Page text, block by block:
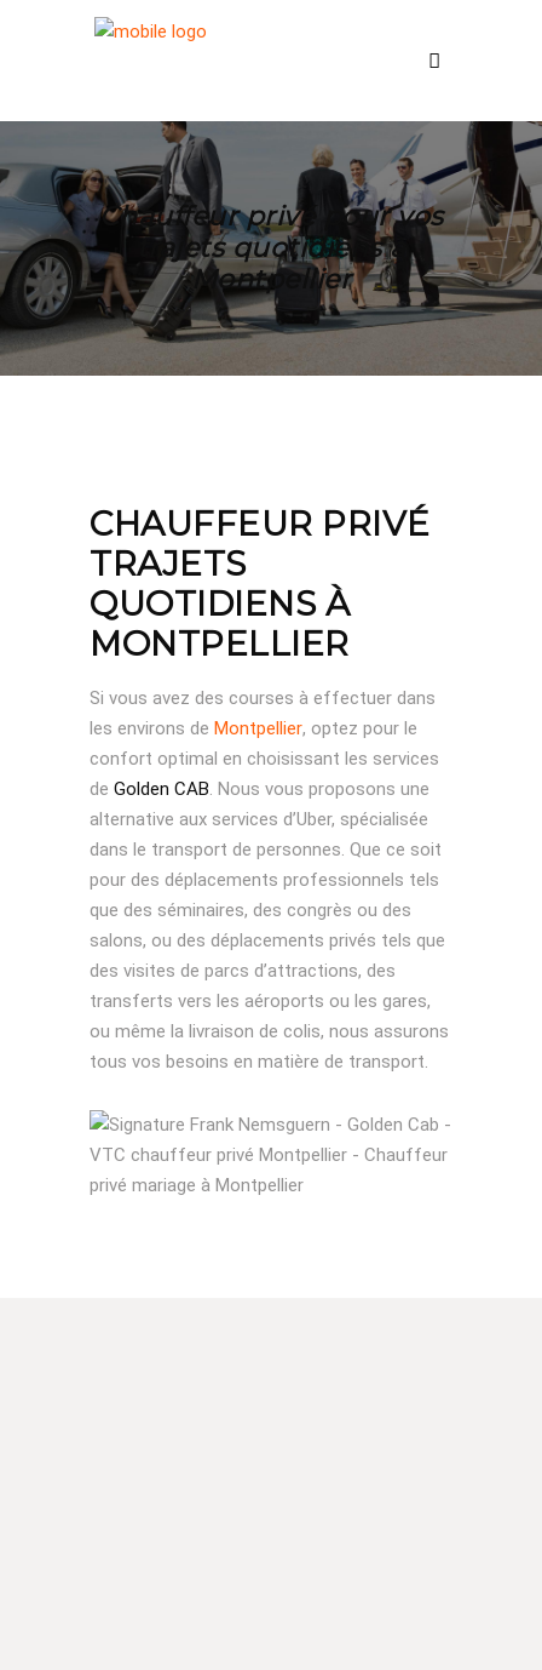
Chauffeur privé pour vos
trajets quotidiens à
Montpellier
CHAUFFEUR PRIVÉ
TRAJETS
QUOTIDIENS À
MONTPELLIER
Si vous avez des courses à effectuer dans
les environs de Montpellier, optez pour le
confort optimal en choisissant les services
de Golden CAB. Nous vous proposons une
alternative aux services d’Uber, spécialisée
dans le transport de personnes. Que ce soit
pour des déplacements professionnels tels
que des séminaires, des congrès ou des
salons, ou des déplacements privés tels que
des visites de parcs d’attractions, des
transferts vers les aéroports ou les gares,
ou même la livraison de colis, nous assurons
tous vos besoins en matière de transport.